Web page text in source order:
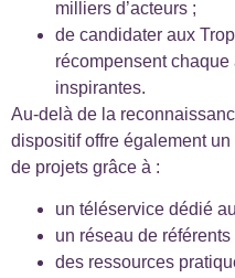
milliers d’acteurs ;
de candidater aux
récompensent
inspirantes.
Au-delà de la
dispositif offre également
de projets grâce à :
un téléservice dédié
un réseau de
des ressources